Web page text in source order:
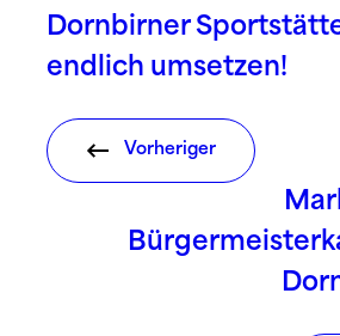
Dornbirner
endlich umsetzen!
Vorheriger